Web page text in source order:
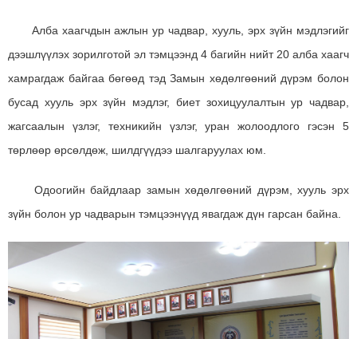
Алба хаагчдын ажлын ур чадвар, хууль, эрх зүйн мэдлэгийг
дээшлүүлэх зорилготой эл тэмцээнд 4 багийн нийт 20 алба хаагч
хамрагдаж байгаа бөгөөд тэд Замын хөдөлгөөний дүрэм болон
бусад хууль эрх зүйн мэдлэг, биет зохицуулалтын ур чадвар,
жагсаалын үзлэг, техникийн үзлэг, уран жолоодлого гэсэн 5
төрлөөр өрсөлдөж, шилдгүүдээ шалгаруулах юм.
Одоогийн байдлаар замын хөдөлгөөний дүрэм, хууль эрх
зүйн болон ур чадварын тэмцээнүүд явагдаж дүн гарсан байна.